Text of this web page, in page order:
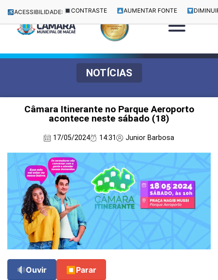
ACESSIBILIDADE: CONTRASTE AUMENTAR FONTE
NOTÍCIAS
Câmara Itinerante no Parque Aeroporto
acontece neste sábado (18)
17/05/2024 14:31 Junior Barbosa
Ouvir ⏹ Parar